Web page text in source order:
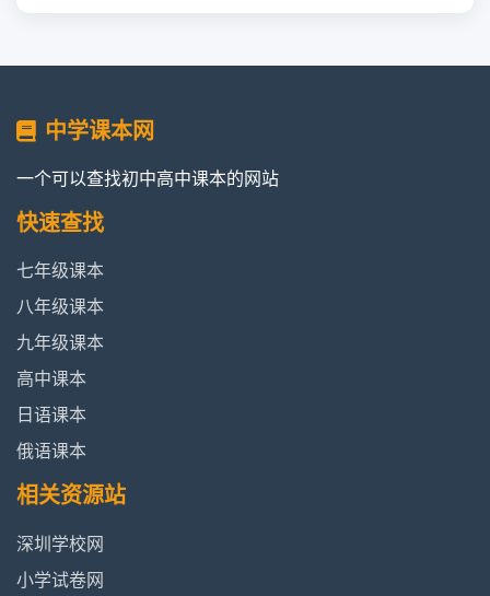
中学课本网
一个可以查找初中高中课本的网站
快速查找
七年级课本
八年级课本
九年级课本
高中课本
日语课本
俄语课本
相关资源站
深圳学校网
小学试卷网